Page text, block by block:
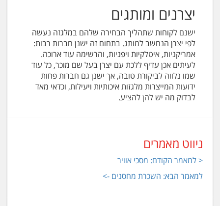
יצרנים ומותגים
ישנם לקוחות שתהליך הבחירה שלהם במלגזה נעשה
לפי יצרן הנחשב למותג. בתחום זה ישנן חברות רבות:
אמריקניות, איטלקיות ויפניות, והרשימה עוד ארוכה.
לעיתים אכן עדיף ללכת עם יצרן בעל שם מוכר, כל עוד
שמו נלווה לביקורת טובה, אך ישנן גם חברות פחות
ידועות המייצרות מלגזות איכותיות ויעילות, וכדאי מאד
לבדוק מה יש להן להציע.
ניווט מאמרים
< למאמר הקודם: מסכי אוויר
למאמר הבא: השכרת מחסנים ->